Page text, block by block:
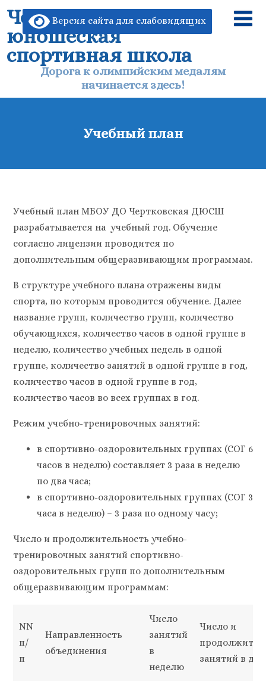
Версия сайта для слабовидящих
Чертковская детско-
юношеская
спортивная школа
Дорога к олимпийским медалям
начинается здесь!
Учебный план
Учебный план МБОУ ДО Чертковская ДЮСШ
разрабатывается на учебный год. Обучение
согласно лицензии проводится по
дополнительным общеразвивающим программам.
В структуре учебного плана отражены виды
спорта, по которым проводится обучение. Далее
название групп, количество групп, количество
обучающихся, количество часов в одной группе в
неделю, количество учебных недель в одной
группе, количество занятий в одной группе в год,
количество часов в одной группе в год,
количество часов во всех группах в год.
Режим учебно-тренировочных занятий:
в спортивно-оздоровительных группах (СОГ 6
часов в неделю) составляет 3 раза в неделю
по два часа;
в спортивно-оздоровительных группах (СОГ 3
часа в неделю) – 3 раза по одному часу;
Число и продолжительность учебно-
тренировочных занятий спортивно-
оздоровительных групп по дополнительным
общеразвивающим программам:
NN
п/
п
Направленность
объединения
Число
занятий
в
неделю
Число и
занятий в